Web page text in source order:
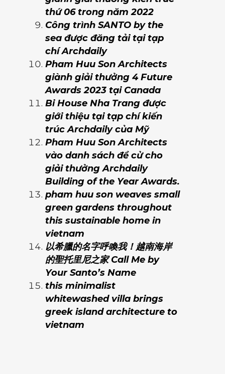
thứ 06 trong năm 2022
Công trình SANTO by the
sea được đăng tải tại tạp
chí Archdaily
Pham Huu Son Architects
giành giải thưởng 4 Future
Awards 2023 tại Canada
Bi House Nha Trang được
giới thiệu tại tạp chí kiến
trúc Archdaily của Mỹ
Pham Huu Son Architects
vào danh sách đề cử cho
giải thưởng Archdaily
Building of the Year Awards.
pham huu son weaves small
green gardens throughout
this sustainable home in
vietnam
以希臘的名字呼喚我！越南海岸
的聖托里尼之家 Call Me by
Your Santo’s Name
this minimalist
whitewashed villa brings
greek island architecture to
vietnam